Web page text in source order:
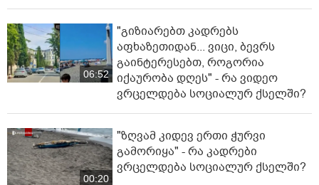
06:52
"გიზიარებთ კადრებს
აფხაზეთიდან... ვიცი, ბევრს
გაინტერესებთ, როგორია
იქაურობა დღეს" - რა ვიდეო
ვრცელდება სოციალურ ქსელში?
00:20
"ზღვამ კიდევ ერთი ჭურვი
გამორიყა" - რა კადრები
ვრცელდება სოციალურ ქსელში?